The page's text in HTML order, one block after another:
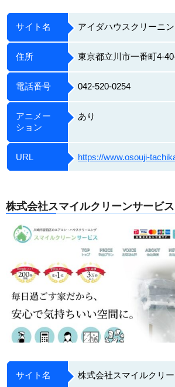
サイト名 アイダハウスクリーニ
住所 東京都立川市一番町4-
電話番号 042-520-0254
アニメー
ション
あり
URL https://www.osouji-
株式会社スマイルクリーンサービス
サイト名 株式会社スマイルクリ